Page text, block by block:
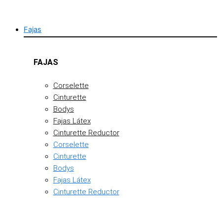
Fajas
FAJAS
Corselette
Cinturette
Bodys
Fajas Látex
Cinturette Reductor
Corselette
Cinturette
Bodys
Fajas Látex
Cinturette Reductor